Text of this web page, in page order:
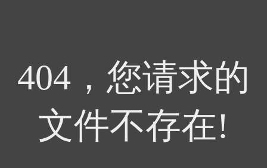
404，您请求的
文件不存在!